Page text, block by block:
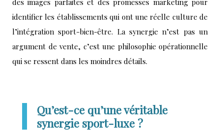
des images parfaites et des promesses marketing pour
identifier les établissements qui ont une réelle culture de
l’intégration sport-bien-être. La synergie n’est pas un
argument de vente, c’est une philosophie opérationnelle
qui se ressent dans les moindres détails.
Qu’est-ce qu’une véritable
synergie sport-luxe ?